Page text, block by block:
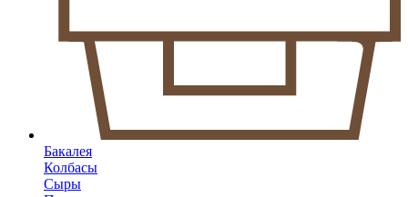
Бакалея
Колбасы
Сыры